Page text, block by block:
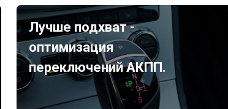
Лучше подхват -
оптимизация
переключений АКПП.